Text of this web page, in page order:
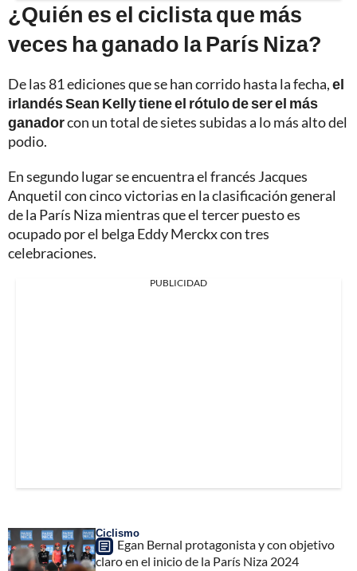
¿Quién es el ciclista que más
veces ha ganado la París Niza?
De las 81 ediciones que se han corrido hasta la fecha,el
irlandés Sean Kelly tiene el rótulo de ser el más
ganadorcon un total de sietes subidas a lo más alto del
podio.
En segundo lugar se encuentra el francés Jacques
Anquetil con cinco victorias en la clasificación general
de la París Niza mientras que el tercer puesto es
ocupado por el belga Eddy Merckx con tres
celebraciones.
PUBLICIDAD
Ciclismo
Egan Bernal protagonista y con objetivo
claro en el inicio de la París Niza 2024